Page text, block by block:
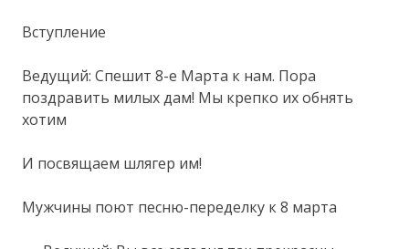
Вступление
Ведущий: Спешит 8-е Марта к нам. Пора
поздравить милых дам! Мы крепко их обнять
хотим
И посвящаем шлягер им!
Мужчины поют песню-переделку к 8 марта